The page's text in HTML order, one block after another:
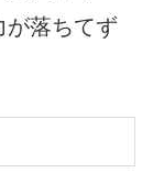
が落ちてず